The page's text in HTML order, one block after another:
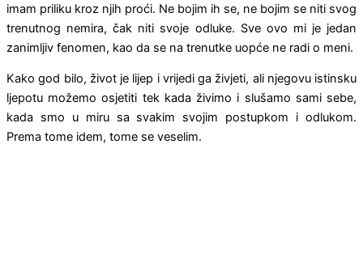
imam priliku kroz njih proći. Ne bojim ih se, ne bojim se niti svog
trenutnog nemira, čak niti svoje odluke. Sve ovo mi je jedan
zanimljiv fenomen, kao da se na trenutke uopće ne radi o meni.
Kako god bilo, život je lijep i vrijedi ga živjeti, ali njegovu istinsku
ljepotu možemo osjetiti tek kada živimo i slušamo sami sebe,
kada smo u miru sa svakim svojim postupkom i odlukom.
Prema tome idem, tome se veselim.